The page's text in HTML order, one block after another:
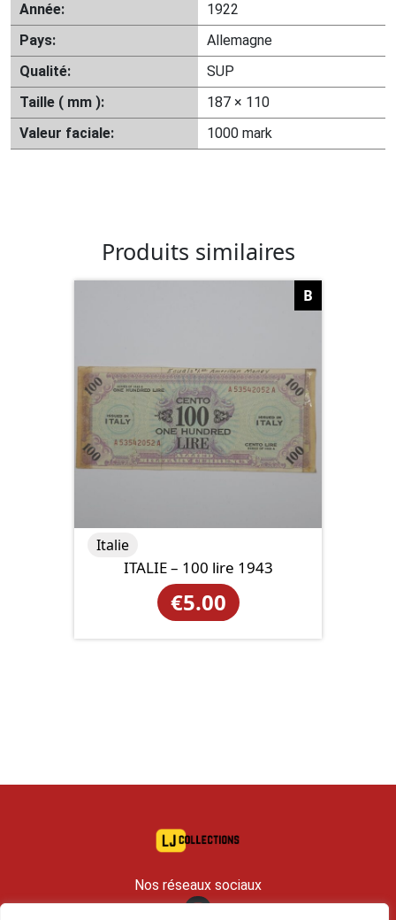
Année:
1922
Pays:
Allemagne
Qualité:
SUP
Taille ( mm ):
187 × 110
Valeur faciale:
1000 mark
Produits similaires
B
ITALIE – 100 lire 1943
€5.00
Italie
Nos réseaux sociaux